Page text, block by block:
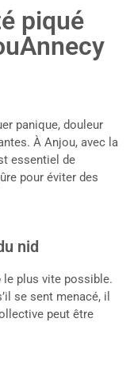
piqué
panique, douleur
À Anjou, avec la
essentiel de
pour éviter des
nid
le plus vite possible.
se sent menacé, il
peut être